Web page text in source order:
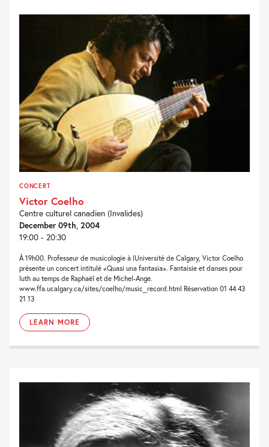
CONCERT
Victor Coelho
Centre culturel canadien (Invalides)
December 09th, 2004
19:00 - 20:30
À 19h00. Professeur de musicologie à lUniversité de Calgary, Victor Coelho
présente un concert intitulé «Quasi una fantasia». Fantaisie et danses pour
luth au temps de Raphaël et de Michel-Ange.
www.ffa.ucalgary.ca/sites/coelho/music_record.html Réservation 01 44 43
21 13
LEARN MORE